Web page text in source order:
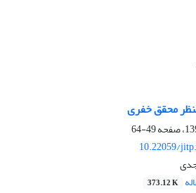
محقق خفری
49-64
10.22059/
373.12 K